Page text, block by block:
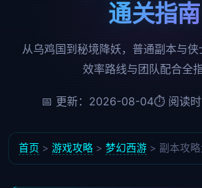
通关指南
从乌鸡国到秘境降妖，普通副本与侠
效率路线与团队配合全指
📅 更新：2026-08-04⏱ 阅读时
首页 > 游戏攻略 > 梦幻西游 > 副本攻